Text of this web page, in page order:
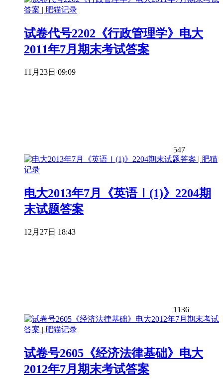
试卷代号2202《行政管理学》电大
2011年7月期末考试答案
11月23日 09:09
547
电大2013年7月《英语Ⅰ(1)》2204期
末试题答案
12月27日 18:43
1136
试卷号2605《经济法律基础》电大
2012年7月期末考试答案